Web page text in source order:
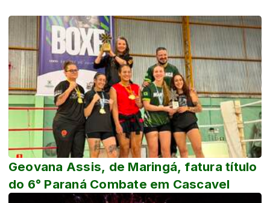
Geovana Assis, de Maringá, fatura título
do 6° Paraná Combate em Cascavel